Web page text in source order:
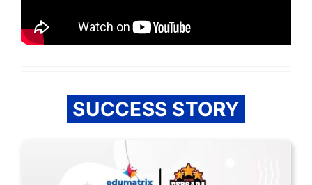
SUCCESS STORY